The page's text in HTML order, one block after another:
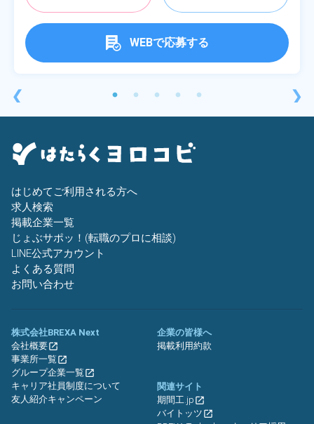
❮
WEBで応募する
❯
はじめてご利用される方へ
求人検索
掲載企業一覧
じょぶサポッ！(転職のプロに相談)
LINE公式アカウント
よくある質問
お問い合わせ
株式会社BREXA Next
会社概要
事業所一覧
グループ企業一覧
キャリア社員制度について
友人紹介キャンペーン
企業の皆様へ
掲載利用約款
関連サイト
期間工.jp
バイトッツ